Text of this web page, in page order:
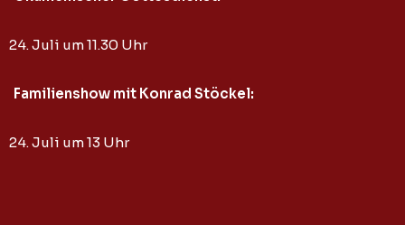
Juli um 11.30 Uhr
Familienshow mit Konrad Stöckel:
Juli um 13 Uhr